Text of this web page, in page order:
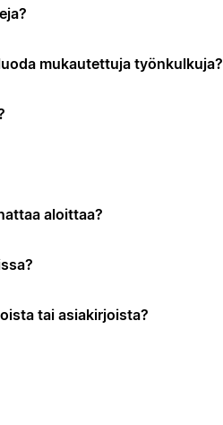
mukautettuja työnkulkuja?
aloittaa?
tai asiakirjoista?